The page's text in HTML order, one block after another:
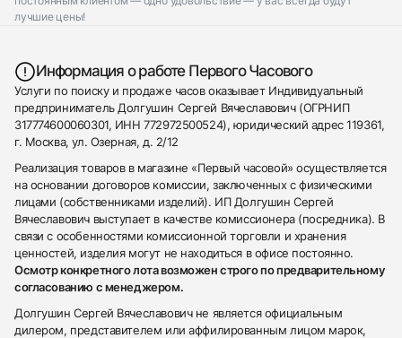
лучшие цены!
Информация о работе Первого Часового
Услуги по поиску и продаже часов оказывает Индивидуальный
предприниматель Долгушин Сергей Вячеславович (ОГРНИП
317774600060301, ИНН 772972500524), юридический адрес 119361,
г. Москва, ул. Озерная, д. 2/12
Реализация товаров в магазине «Первый часовой» осуществляется
на основании договоров комиссии, заключенных с физическими
лицами (собственниками изделий). ИП Долгушин Сергей
Вячеславович выступает в качестве комиссионера (посредника). В
связи с особенностями комиссионной торговли и хранения
ценностей, изделия могут не находиться в офисе постоянно.
Осмотр конкретного лота возможен строго по предварительному
согласованию с менеджером.
Долгушин Сергей Вячеславович не является официальным
дилером, представителем или аффилированным лицом марок,